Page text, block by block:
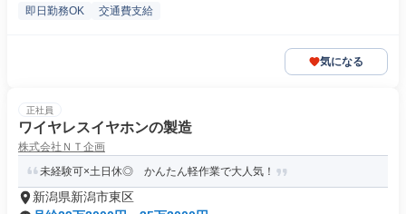
即日勤務OK 交通費支給
気になる
正社員
ワイヤレスイヤホンの製造
株式会社ＮＴ企画
未経験可×土日休◎ かんたん軽作業で大人気！
新潟県新潟市東区